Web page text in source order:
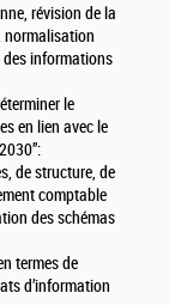
révision de la
normalisation
des informations
le
en lien avec le
de structure, de
comptable
des schémas
termes de
d’information